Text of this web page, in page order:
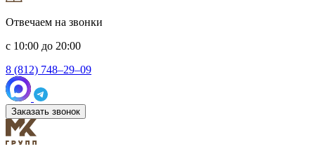
Отвечаем на звонки
с 10:00 до 20:00
8 (812) 748–29–09
Заказать звонок